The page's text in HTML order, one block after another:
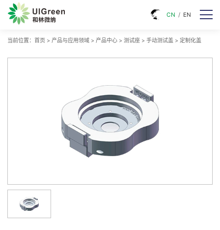
CN / EN
当前位置： 首页 > 产品与应用领域 > 产品中心 > 测试座 > 手动测试盖 > 定制化盖